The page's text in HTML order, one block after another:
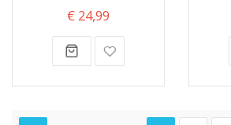
100%€ 24,99